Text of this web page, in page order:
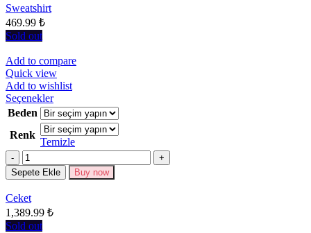
Sweatshirt
469.99 ₺
Sold out
Add to compare
Quick view
Add to wishlist
SeçeneklerBu
ürünün
birden
fazla
varyasyonu
Seçenekler
seçilebilir
Beden
Renk
Temizle
Miktar
Sepete Ekle Buy now
Ceket
1,389.99 ₺
Sold out